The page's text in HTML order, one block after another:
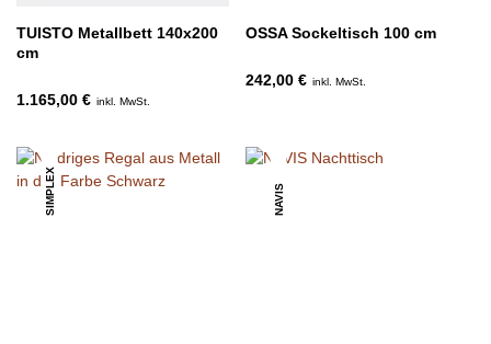
TUISTO Metallbett 140x200
cm
1.165,00 € inkl. MwSt.
OSSA Sockeltisch 100 cm
242,00 € inkl. MwSt.
SIMPLEX NAVIS